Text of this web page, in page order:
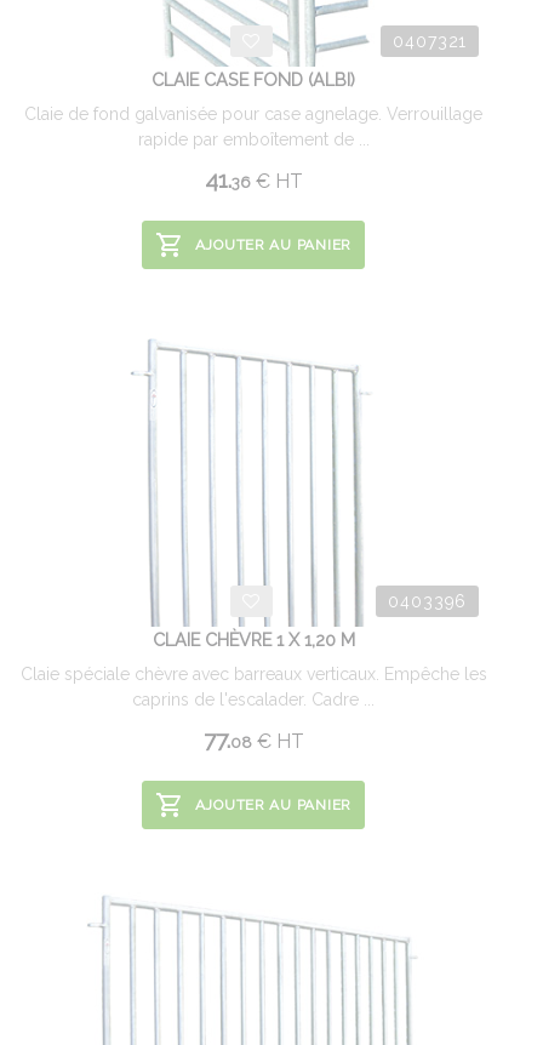
0407321
CLAIE CASE FOND (ALBI)
Claie de fond galvanisée pour case agnelage. Verrouillage
rapide par emboîtement de ...
41.36 €HT
AJOUTER AU PANIER
0403396
CLAIE CHÈVRE 1 X 1,20 M
Claie spéciale chèvre avec barreaux verticaux. Empêche les
caprins de l'escalader. Cadre ...
77.08 €HT
AJOUTER AU PANIER